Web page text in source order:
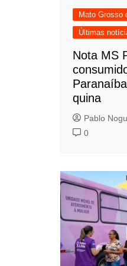
Mato Grosso
Últimas
Nota MS
quina
Pablo
0